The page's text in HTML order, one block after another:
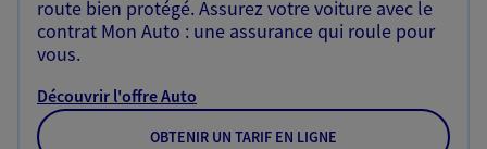
route bien protégé. Assurez votre voiture avec le
contrat Mon Auto : une assurance qui roule pour
vous.
Découvrir l'offre Auto
OBTENIR UN TARIF EN LIGNE